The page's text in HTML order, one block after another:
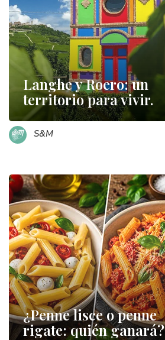
Langhe y Roero: un
territorio para vivir.
S&M
¿Penne lisce o penne
rigate: quién ganará?